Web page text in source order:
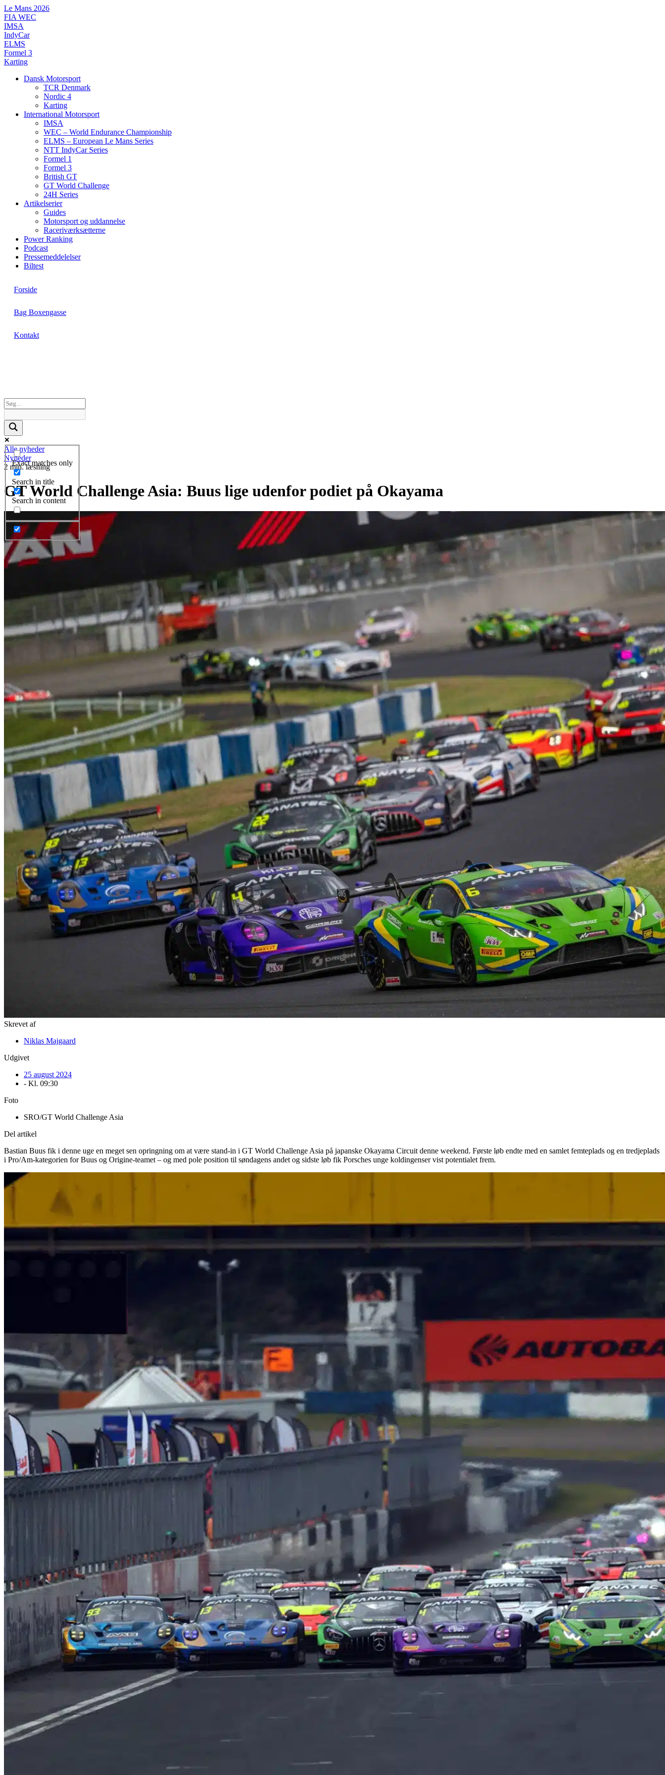
Videre
til
indhold
Le Mans 2026
FIA WEC
IMSA
IndyCar
ELMS
Formel 3
Karting
Dansk Motorsport
TCR Denmark
Nordic 4
Karting
International Motorsport
IMSA
WEC – World Endurance Championship
ELMS – European Le Mans Series
NTT IndyCar Series
Formel 1
Formel 3
British GT
GT World Challenge
24H Series
Artikelserier
Guides
Motorsport og uddannelse
Raceriværksætterne
Power Ranking
Podcast
Pressemeddelelser
Biltest
Forside
Bag Boxengasse
Kontakt
Exact matches only
Search in title
Search in content
Alle nyheder
Nyheder
2 min. læsning
GT World Challenge Asia: Buus lige udenfor podiet på Okayama
Skrevet af
Niklas Majgaard
Udgivet
25 august 2024
- Kl. 09:30
Foto
SRO/GT World Challenge Asia
Del artikel
Bastian Buus fik i denne uge en meget sen opringning om at være stand-in i GT World Challenge Asia på japanske Okayama Circuit denne weekend. Første løb endte med en samlet femteplads og en tredjeplads
i Pro/Am-kategorien for Buus og Origine-teamet – og med pole position til søndagens andet og sidste løb fik Porsches unge koldingenser vist potentialet frem.